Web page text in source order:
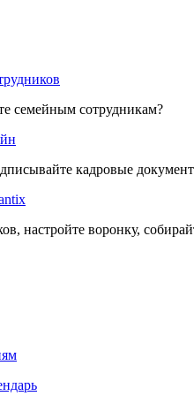
семейным сотрудникам?
кадровые
настройте воронку,